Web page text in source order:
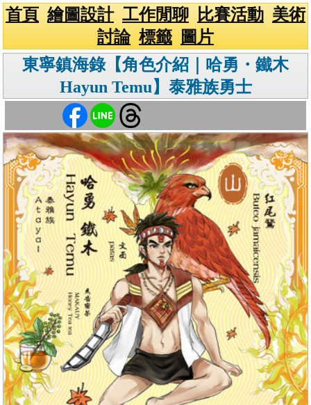
首頁 繪圖設計 工作閒聊 比賽活動 美術
討論 標籤
圖片
東寧鎮海錄【角色介紹｜哈勇・鐵木
Hayun Temu】泰雅族勇士